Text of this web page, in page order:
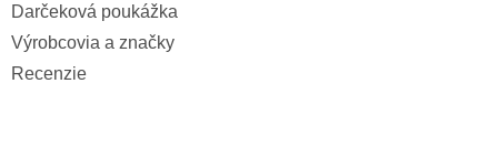
Darčeková poukážka
Výrobcovia a značky
Recenzie